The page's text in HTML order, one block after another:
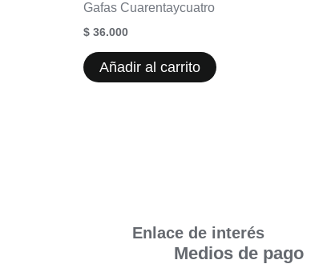
Gafas Cuarentaycuatro
$ 36.000
Añadir al carrito
Enlace de interés
Medios de pago